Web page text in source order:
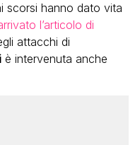
scorsi hanno dato vita
l’articolo di
attacchi di
è intervenuta anche